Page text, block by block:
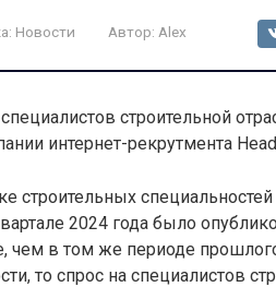
Новости Автор: Alex
строительной
интернет-рекрутмента
строительных
2024 года было
чем в том же периоде
то спрос на специалистов